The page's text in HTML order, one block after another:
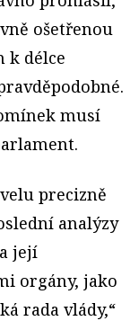
ošetřenou
k délce
musí
precizně
analýzy
její
orgány, jako
rada vlády,“